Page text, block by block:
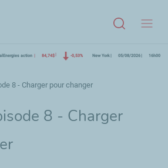
action 84,74$ -0,53% New York 05/08/2026 16h00
8 - Charger pour changer
8 - Charger